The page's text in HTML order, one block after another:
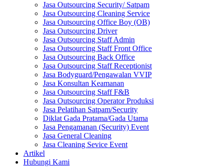
Jasa Outsourcing Security/ Satpam
Jasa Outsourcing Cleaning Service
Jasa Outsourcing Office Boy (OB)
Jasa Outsourcing Driver
Jasa Outsourcing Staff Admin
Jasa Outsourcing Staff Front Office
Jasa Outsourcing Back Office
Jasa Outsourcing Staff Receptionist
Jasa Bodyguard/Pengawalan VVIP
Jasa Konsultan Keamanan
Jasa Outsourcing Staff F&B
Jasa Outsourcing Operator Produksi
Jasa Pelatihan Satpam/Security
Diklat Gada Pratama/Gada Utama
Jasa Pengamanan (Security) Event
Jasa General Cleaning
Jasa Cleaning Sevice Event
Artikel
Hubungi Kami